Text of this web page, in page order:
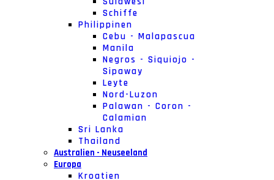
Schiffe
Philippinen
Cebu - Malapascua
Manila
Negros - Siquiojo -
Sipaway
Leyte
Nord-Luzon
Palawan - Coron -
Calamian
Sri Lanka
Thailand
Australien - Neuseeland
Europa
Kroatien